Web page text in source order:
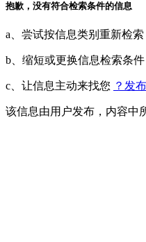
抱歉，没有符合检索条件的信息
a、尝试按信息类别重新检索
b、缩短或更换信息检索条件
c、让信息主动来找您 ？发
该信息由用户发布，内容中